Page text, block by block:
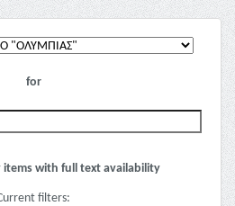
for
items with full text availability
filters: